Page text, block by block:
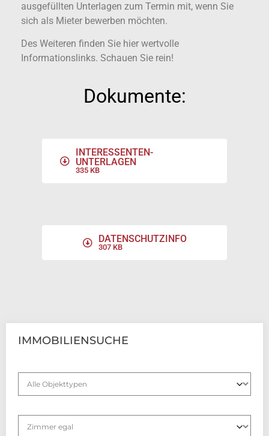
ausgefüllten Unterlagen zum Termin mit, wenn Sie
sich als Mieter bewerben möchten.
Des Weiteren finden Sie hier wertvolle
Informationslinks. Schauen Sie rein!
Dokumente:
INTERESSENTEN-
UNTERLAGEN
335 KB
DATENSCHUTZINFO
307 KB
IMMOBILIENSUCHE